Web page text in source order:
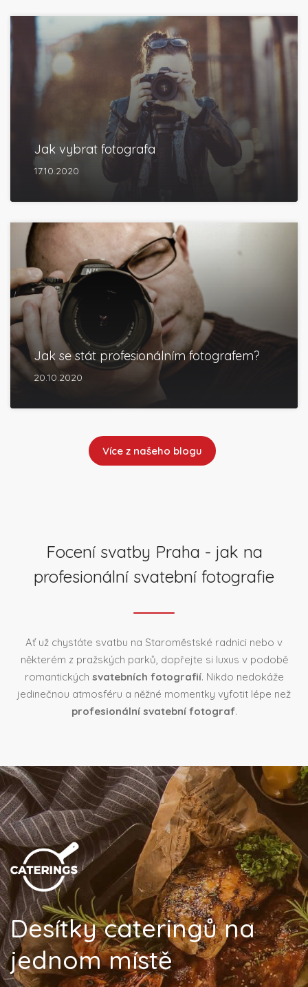
Jak vybrat fotografa
17.10.2020
Jak se stát profesionálním fotografem?
20.10.2020
Více z našeho blogu
Focení svatby Praha - jak na
profesionální svatební fotografie
Ať už chystáte svatbu na Staroměstské radnici nebo v
některém z pražských parků, dopřejte si luxus v podobě
romantických svatebních fotografií. Nikdo nedokáže
jedinečnou atmosféru a něžné momentky vyfotit lépe než
profesionální svatební fotograf.
Desítky cateringů na
jednom místě